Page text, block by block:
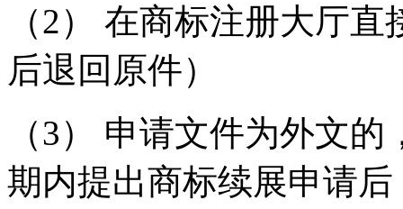
（2） 在商标注册大厅
后退回原件）
（3） 申请文件为外文
期内提出商标续展申请